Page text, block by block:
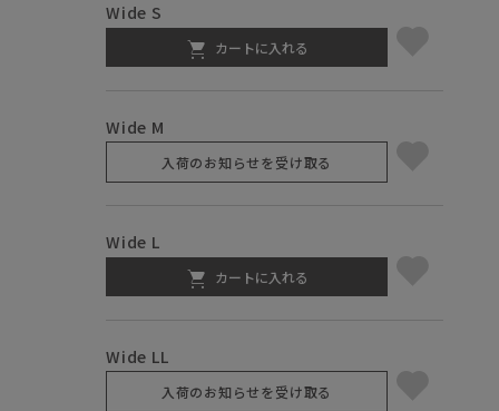
Wide S
カートに入れる
Wide M
入荷のお知らせを受け取る
Wide L
カートに入れる
Wide LL
入荷のお知らせを受け取る